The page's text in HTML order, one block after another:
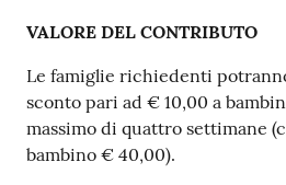
VALORE DEL CONTRIBUTO
Le famiglie richiedenti
sconto pari ad € 10,00 a
massimo di quattro settimane
bambino € 40,00).